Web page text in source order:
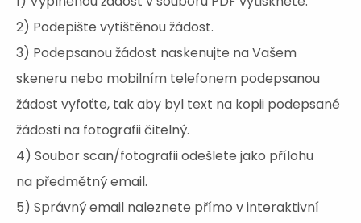
2) Podepište vytištěnou žádost.
3) Podepsanou žádost naskenujte na Vašem
skeneru nebo mobilním telefonem podepsanou
žádost vyfoťte, tak aby byl text na kopii podepsané
žádosti na fotografii čitelný.
4) Soubor scan/fotografii odešlete jako přílohu
na předmětný email.
5) Správný email naleznete přímo v interaktivní